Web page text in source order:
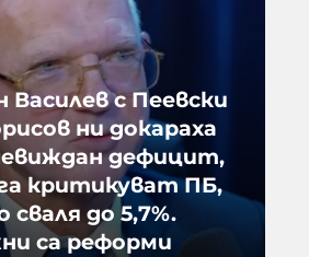
Василев с Пеевски
ни докараха
дефицит,
критикуват ПБ,
сваля до 5,7%.
са реформи